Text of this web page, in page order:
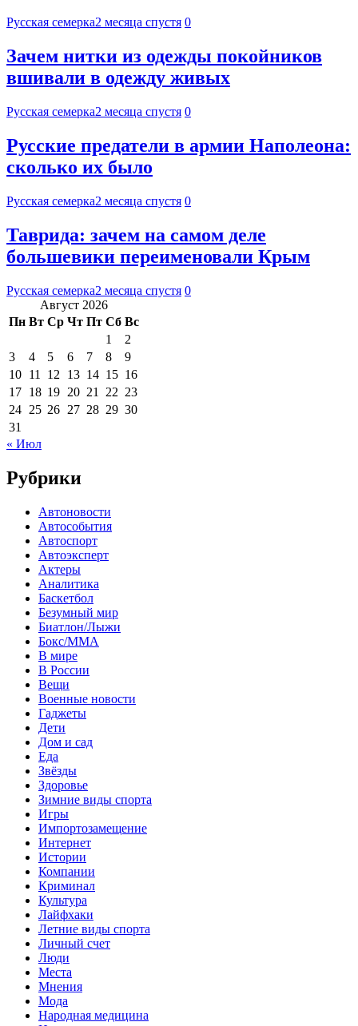
Русская семерка2 месяца спустя 0
Зачем нитки из одежды покойников
вшивали в одежду живых
Русская семерка2 месяца спустя 0
Русские предатели в армии Наполеона:
сколько их было
Русская семерка2 месяца спустя 0
Таврида: зачем на самом деле
большевики переименовали Крым
Русская семерка2 месяца спустя 0
Август 2026
Пн Вт Ср Чт Пт Сб Вс
1
2
3
4 5 6 7 8
9
10 11 12 13 14 15 16
17 18 19 20 21 22 23
24 25 26 27 28 29 30
31
« Июл
Рубрики
Автоновости
Автособытия
Автоспорт
Автоэксперт
Актеры
Аналитика
Баскетбол
Безумный мир
Биатлон/Лыжи
Бокс/MMA
В мире
В России
Вещи
Военные новости
Гаджеты
Дети
Дом и сад
Еда
Звёзды
Здоровье
Зимние виды спорта
Игры
Импортозамещение
Интернет
Истории
Компании
Криминал
Культура
Лайфхаки
Летние виды спорта
Личный счет
Люди
Места
Мнения
Мода
Народная медицина